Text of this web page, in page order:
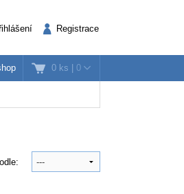
Registrace
0 ks | 0